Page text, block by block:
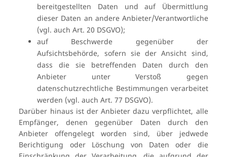
bereitgestellten Daten und auf Übermittlung
dieser Daten an andere Anbieter/Verantwortliche
(vgl. auch Art. 20 DSGVO);
auf Beschwerde gegenüber der
Aufsichtsbehörde, sofern sie der Ansicht sind,
dass die sie betreffenden Daten durch den
Anbieter unter Verstoß gegen
datenschutzrechtliche Bestimmungen verarbeitet
werden (vgl. auch Art. 77 DSGVO).
Darüber hinaus ist der Anbieter dazu verpflichtet, alle
Empfänger, denen gegenüber Daten durch den
Anbieter offengelegt worden sind, über jedwede
Berichtigung oder Löschung von Daten oder die